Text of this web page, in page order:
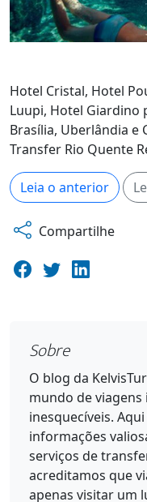
Hotel Cristal, Hotel
Luupi, Hotel Giardino
Brasília, Uberlândia e
Transfer Rio Quente
Leia o anterior
Compartilhe
Sobre
O blog da
mundo de viagens
inesquecíveis.
informações
serviços de
acreditamos que
apenas visitar um